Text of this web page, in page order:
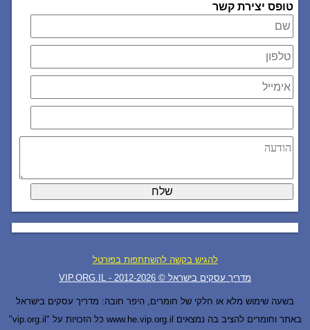
טופס יצירת קשר
להגיש בקשה להשתתפות בפורטל
VIP.ORG.IL - מדריך עסקים בישראל © 2012- 2026
בשעה שימוש מלא או חלקי של חומרים, היפר חובה: מדריך עסקים בישראל
"vip.org.il" כל הזכויות על www.he.vip.org.il באתר וחומרים להציב בה נמצאים